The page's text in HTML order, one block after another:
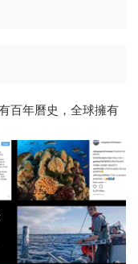
百年曆史，全球擁有